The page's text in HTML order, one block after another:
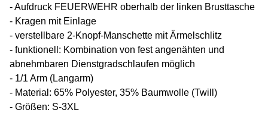
- Aufdruck FEUERWEHR oberhalb der linken Brusttasche
- Kragen mit Einlage
- verstellbare 2-Knopf-Manschette mit Ärmelschlitz
- funktionell: Kombination von fest angenähten und
abnehmbaren Dienstgradschlaufen möglich
- 1/1 Arm (Langarm)
- Material: 65% Polyester, 35% Baumwolle (Twill)
- Größen: S-3XL